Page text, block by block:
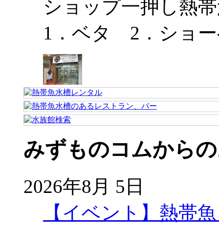
ショップ一押し熱
1．ベタ 2．ショ
みずものコムから
2026年8月 5日
【イベント】熱帯